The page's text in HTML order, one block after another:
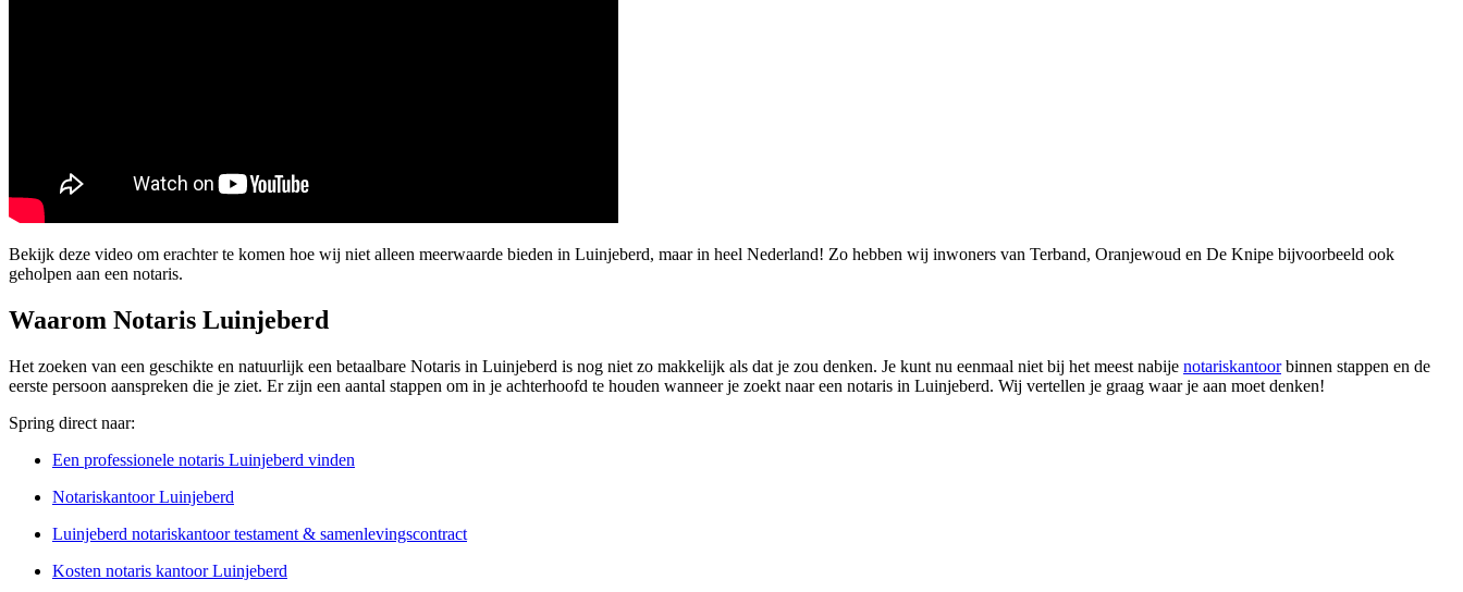
Bekijk deze video om erachter te komen hoe wij niet alleen meerwaarde bieden in Luinjeberd, maar in heel Nederland! Zo hebben wij inwoners van Terband, Oranjewoud en De Knipe bijvoorbeeld ook
geholpen aan een notaris.
Waarom Notaris Luinjeberd
Het zoeken van een geschikte en natuurlijk een betaalbare Notaris in Luinjeberd is nog niet zo makkelijk als dat je zou denken. Je kunt nu eenmaal niet bij het meest nabije notariskantoorbinnen stappen en de
eerste persoon aanspreken die je ziet. Er zijn een aantal stappen om in je achterhoofd te houden wanneer je zoekt naar een notaris in Luinjeberd. Wij vertellen je graag waar je aan moet denken!
Spring direct naar:
Een professionele notaris Luinjeberd vinden
Notariskantoor Luinjeberd
Luinjeberd notariskantoor testament & samenlevingscontract
Kosten notaris kantoor Luinjeberd